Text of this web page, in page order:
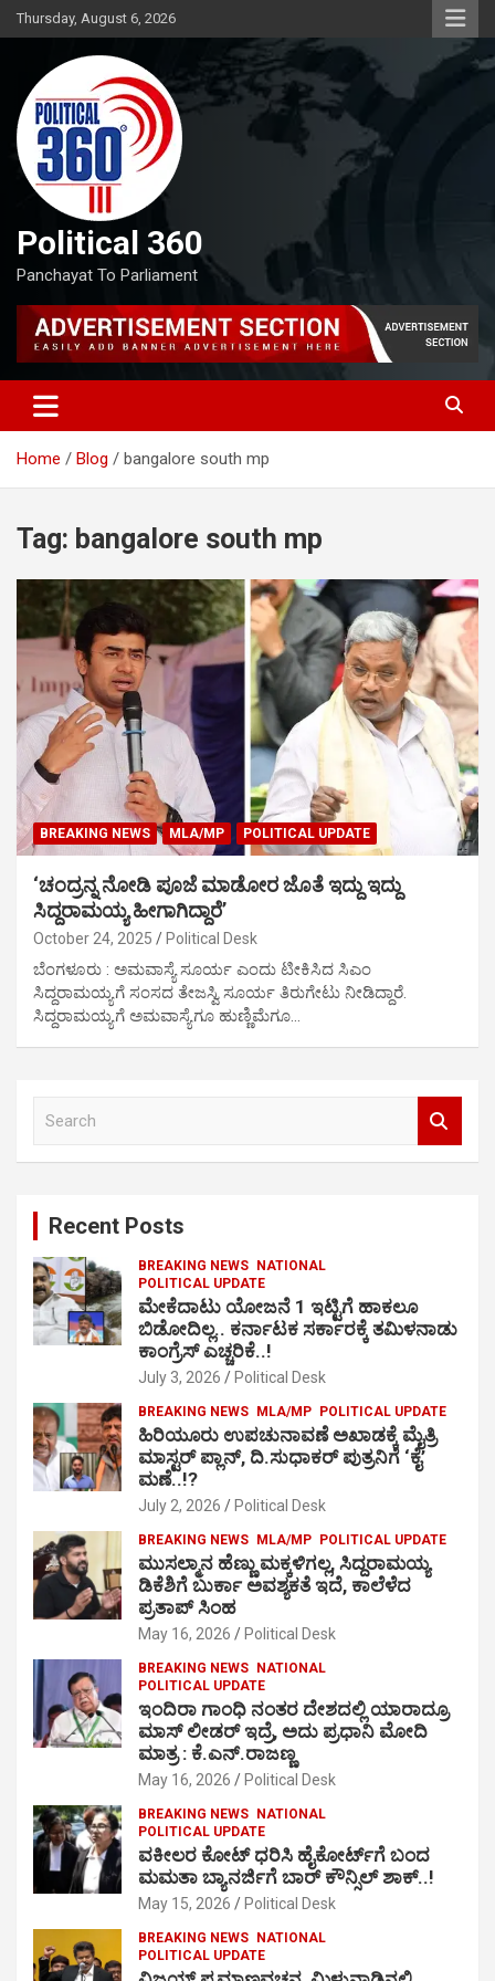
Skip
to
Thursday, August 6, 2026
Political 360
Panchayat To Parliament
Home Blog bangalore south mp
Tag: bangalore south mp
BREAKING NEWS MLA/MP POLITICAL UPDATE
‘ಚಂದ್ರನ್ನ ನೋಡಿ ಪೂಜೆ ಮಾಡೋರ ಜೊತೆ ಇದ್ದು ಇದ್ದು
ಸಿದ್ದರಾಮಯ್ಯ ಹೀಗಾಗಿದ್ದಾರೆ’
October 24, 2025 Political Desk
ಬೆಂಗಳೂರು : ಅಮವಾಸ್ಯೆ ಸೂರ್ಯ ಎಂದು ಟೀಕಿಸಿದ ಸಿಎಂ
ಸಿದ್ದರಾಮಯ್ಯಗೆ ಸಂಸದ ತೇಜಸ್ವಿ ಸೂರ್ಯ ತಿರುಗೇಟು ನೀಡಿದ್ದಾರೆ.
ಸಿದ್ದರಾಮಯ್ಯಗೆ ಅಮವಾಸ್ಯೆಗೂ ಹುಣ್ಣಿಮೆಗೂ…
Recent Posts
BREAKING NEWS
NATIONAL
POLITICAL UPDATE
ಮೇಕೆದಾಟು ಯೋಜನೆ 1 ಇಟ್ಟಿಗೆ ಹಾಕಲೂ
ಬಿಡೋದಿಲ್ಲ.. ಕರ್ನಾಟಕ ಸರ್ಕಾರಕ್ಕೆ ತಮಿಳನಾಡು
ಕಾಂಗ್ರೆಸ್ ಎಚ್ಚರಿಕೆ..!
July 3, 2026 Political Desk
BREAKING NEWS MLA/MP POLITICAL UPDATE
ಹಿರಿಯೂರು ಉಪಚುನಾವಣೆ ಅಖಾಡಕ್ಕೆ ಮೈತ್ರಿ
ಮಾಸ್ಟರ್ ಪ್ಲಾನ್, ದಿ.ಸುಧಾಕರ್ ಪುತ್ರನಿಗೆ ‘ಕೈ’
ಮಣೆ..!?
July 2, 2026 Political Desk
BREAKING NEWS MLA/MP POLITICAL UPDATE
ಮುಸಲ್ಮಾನ ಹೆಣ್ಣು ಮಕ್ಕಳಿಗಲ್ಲ, ಸಿದ್ದರಾಮಯ್ಯ
ಡಿಕೆಶಿಗೆ ಬುರ್ಕಾ ಅವಶ್ಯಕತೆ ಇದೆ, ಕಾಲೆಳೆದ
ಪ್ರತಾಪ್ ಸಿಂಹ
May 16, 2026 Political Desk
BREAKING NEWS
NATIONAL
POLITICAL UPDATE
ಇಂದಿರಾ ಗಾಂಧಿ ನಂತರ ದೇಶದಲ್ಲಿ ಯಾರಾದ್ರೂ
ಮಾಸ್ ಲೀಡರ್ ಇದ್ರೆ, ಅದು ಪ್ರಧಾನಿ ಮೋದಿ
ಮಾತ್ರ : ಕೆ.ಎನ್.ರಾಜಣ್ಣ
May 16, 2026 Political Desk
BREAKING NEWS
NATIONAL
POLITICAL UPDATE
ವಕೀಲರ ಕೋಟ್ ಧರಿಸಿ ಹೈಕೋರ್ಟ್​ಗೆ ಬಂದ
ಮಮತಾ ಬ್ಯಾನರ್ಜಿಗೆ ಬಾರ್ ಕೌನ್ಸಿಲ್ ಶಾಕ್..!
May 15, 2026 Political Desk
BREAKING NEWS
NATIONAL
POLITICAL UPDATE